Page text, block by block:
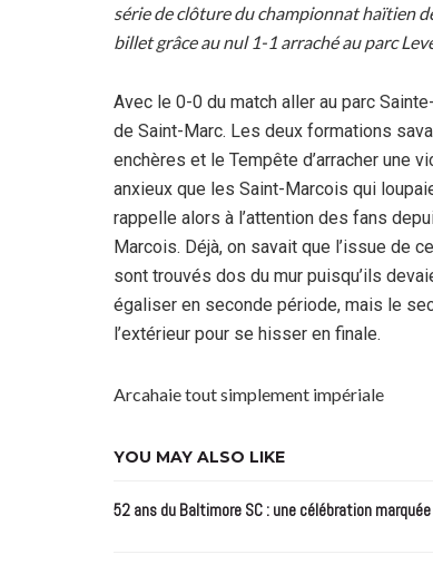
série de clôture du championnat haïtien
billet grâce au nul 1-1 arraché au parc
Avec le 0-0 du match aller au parc
de Saint-Marc. Les deux formations
enchères et le Tempête d’arracher une
anxieux que les Saint-Marcois qui
rappelle alors à l’attention des fans
Marcois. Déjà, on savait que l’issue de
sont trouvés dos du mur puisqu’ils
égaliser en seconde période, mais le
l’extérieur pour se hisser en finale.
Arcahaie tout simplement impériale
YOU MAY ALSO LIKE
52 ans du Baltimore SC : une célébration